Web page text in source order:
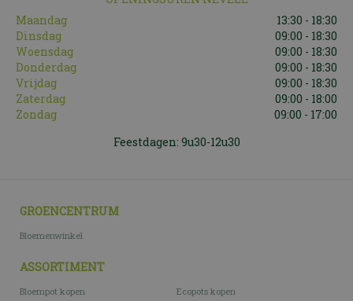
Maandag
13:30 - 18:30
Dinsdag
09:00 - 18:30
Woensdag
09:00 - 18:30
Donderdag
09:00 - 18:30
Vrijdag
09:00 - 18:30
Zaterdag
09:00 - 18:00
Zondag
09:00 - 17:00
Feestdagen: 9u30-12u30
GROENCENTRUM
Bloemenwinkel
ASSORTIMENT
Bloempot kopen
Ecopots kopen